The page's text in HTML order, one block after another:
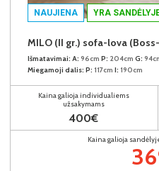
NAUJIENA YRA
MILO (II gr.) sofa-lova
Išmatavimai: A: 96cm P: 204cm G:
Miegamoji dalis: P: 117cm I: 190cm
Kaina galioja individualiems
užsakymams
400€
Kaina galioja